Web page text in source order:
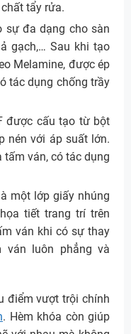
tẩy rửa.
sự đa dạng cho sàn
gạch,… Sau khi tạo
Melamine, được ép
tác dụng chống trầy
được cấu tạo từ bột
nén với áp suất lớn.
ván, có tác dụng
một lớp giấy nhúng
tiết trang trí trên
ván khi có sự thay
luôn phẳng và
điểm vượt trội chính
. Hèm khóa còn giúp